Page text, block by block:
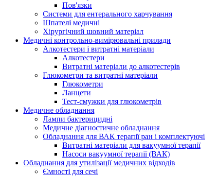
Пов'язки
Системи для ентерального харчування
Шпателі медичні
Хірургічний шовний матеріал
Медичні контрольно-вимірювальні прилади
Алкотестери і витратні матеріали
Алкотестери
Витратні матеріали до алкотестерів
Глюкометри та витратні матеріали
Глюкометри
Ланцети
Тест-смужки для глюкометрів
Медичне обладнання
Лампи бактерицидні
Медичне діагностичне обладнання
Обладнання для ВАК терапії ран і комплектуючі
Витратні матеріали для вакуумної терапії
Насоси вакуумної терапії (ВАК)
Обладнання для утилізації медичних відходів
Ємності для сечі